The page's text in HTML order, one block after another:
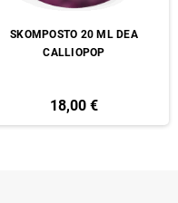
SKOMPOSTO 20 ML DEA
CALLIOPOP
18,00 €